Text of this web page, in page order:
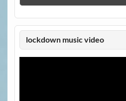
lockdown music video
Video-